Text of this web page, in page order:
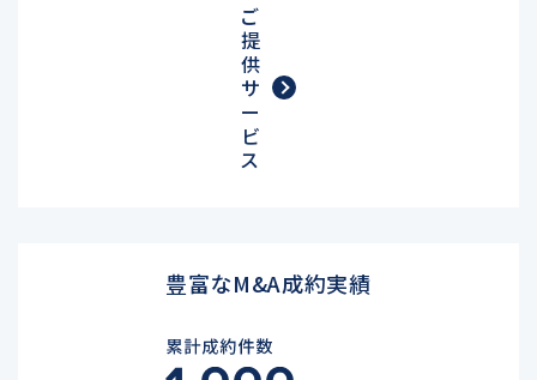
ご
提
供
サ
ー
ビ
ス
豊富なM&A成約実績